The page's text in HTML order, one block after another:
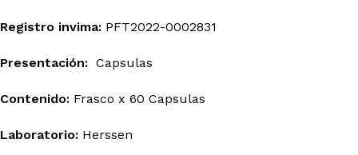
Registro invima: PFT2022-0002831
Presentación: Capsulas
Contenido: Frasco x 60 Capsulas
Laboratorio: Herssen